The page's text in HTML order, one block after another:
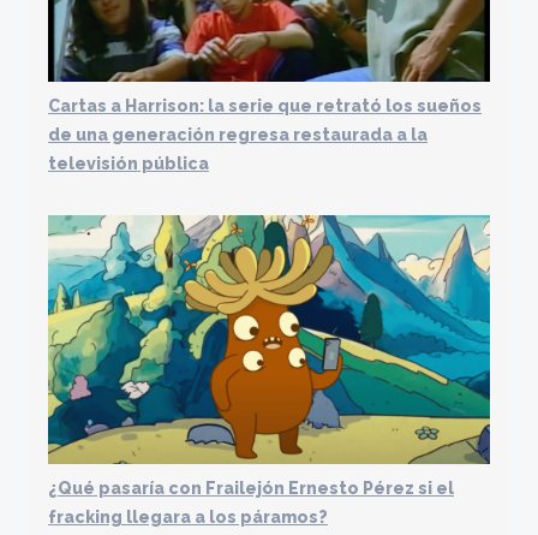
Cartas a Harrison: la serie que retrató los sueños
de una generación regresa restaurada a la
televisión pública
¿Qué pasaría con Frailejón Ernesto Pérez si el
fracking llegara a los páramos?